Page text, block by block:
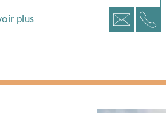
plus 📧 📞